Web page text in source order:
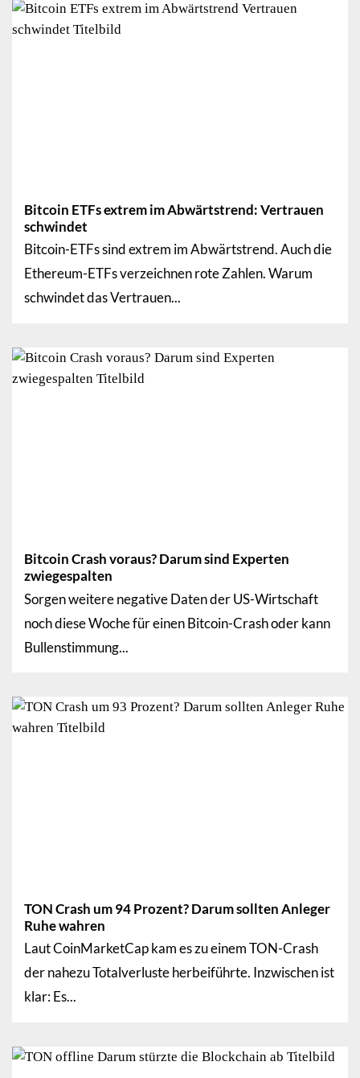
Bitcoin ETFs extrem im Abwärtstrend: Vertrauen
schwindet
Bitcoin-ETFs sind extrem im Abwärtstrend. Auch die
Ethereum-ETFs verzeichnen rote Zahlen. Warum
schwindet das Vertrauen...
Bitcoin Crash voraus? Darum sind Experten
zwiegespalten
Sorgen weitere negative Daten der US-Wirtschaft
noch diese Woche für einen Bitcoin-Crash oder kann
Bullenstimmung...
TON Crash um 94 Prozent? Darum sollten Anleger
Ruhe wahren
Laut CoinMarketCap kam es zu einem TON-Crash
der nahezu Totalverluste herbeiführte. Inzwischen ist
klar: Es...